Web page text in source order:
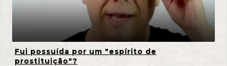
Fui possuída por um "espírito de
prostituição"?